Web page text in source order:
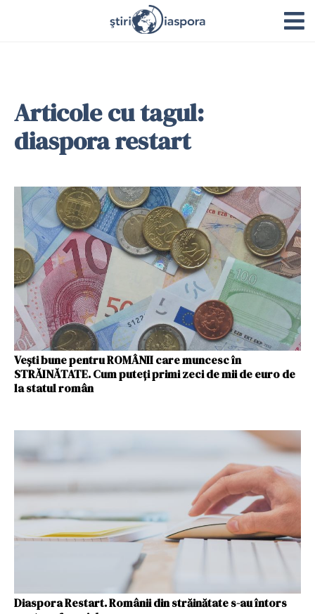
Articole cu tagul:
diaspora restart
Vești bune pentru ROMÂNII care muncesc în
STRĂINĂTATE. Cum puteți primi zeci de mii de euro de
la statul român
Diaspora Restart. Românii din străinătate s-au întors